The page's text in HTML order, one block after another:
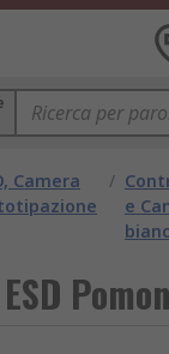
Camera
/
e